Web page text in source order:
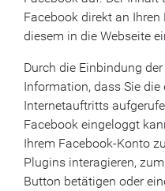
Facebook direkt an
diesem in die Webseite
Durch die Einbindung
Information, dass Sie die
Internetauftritts
Facebook eingeloggt
Ihrem Facebook-Konto
Plugins interagieren,
Button betätigen oder